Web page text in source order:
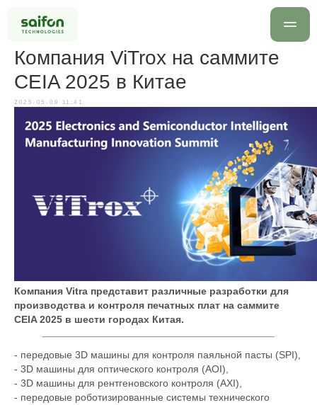
+7 499
Оставить заявку
Компания ViTrox на саммите
CEIA 2025 в Китае
2025-05-08 11:41
Компания Vitra представит различные разработки для
производства и контроля печатных плат на саммите
CEIA 2025 в шести городах Китая.
- передовые 3D машины для контроля паяльной пасты (SPI),
- 3D машины для оптического контроля (AOI),
- 3D машины для рентгеновского контроля (AXI),
- передовые роботизированные системы технического